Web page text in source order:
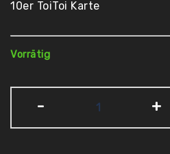
10er ToiToi Karte
Vorrätig
-
Karte
2026
+